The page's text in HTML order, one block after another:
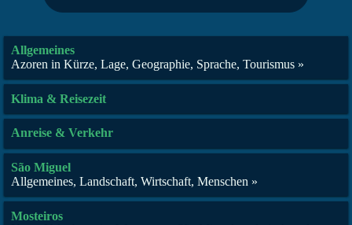
Allgemeines
Azoren in Kürze, Lage, Geographie, Sprache, Tourismus »
Klima & Reisezeit
Anreise & Verkehr
São Miguel
Allgemeines, Landschaft, Wirtschaft, Menschen »
Mosteiros